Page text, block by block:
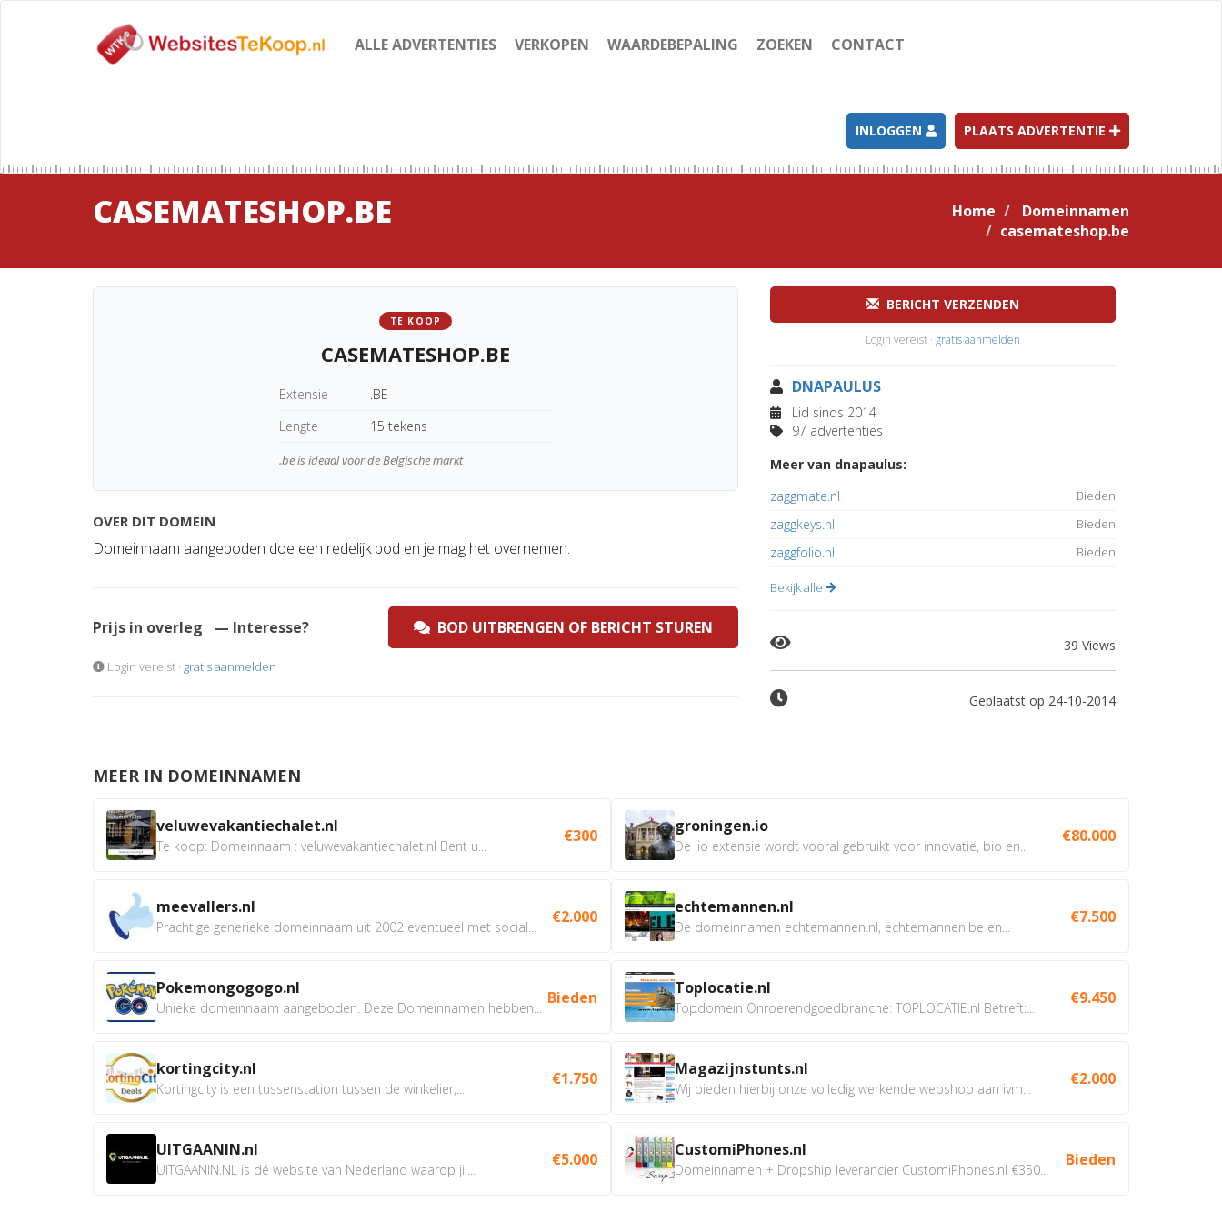
ALLE ADVERTENTIES VERKOPEN WAARDEBEPALING ZOEKEN CONTACT
INLOGGEN PLAATS ADVERTENTIE
CASEMATESHOP.BE Home
Domeinnamen
casemateshop.be
TE KOOP
CASEMATESHOP.BE
Extensie
.BE
Lengte
15 tekens
.be is ideaal voor de Belgische markt
OVER DIT DOMEIN
Domeinnaam aangeboden doe een redelijk bod en je mag het overnemen.
Prijs in overleg — Interesse? BOD UITBRENGEN OF BERICHT STUREN
Login vereist · gratis aanmelden
BERICHT VERZENDEN
Login vereist · gratis aanmelden
DNAPAULUS
Lid sinds 2014
97 advertenties
Meer van dnapaulus:
zaggmate.nl
Bieden
zaggkeys.nl Bieden
zaggfolio.nl Bieden
Bekijk alle
39 Views
Geplaatst op 24-10-2014
MEER IN DOMEINNAMEN
veluwevakantiechalet.nl
Te koop: Domeinnaam : veluwevakantiechalet.nl Bent u...
€300
meevallers.nl
Prachtige generieke domeinnaam uit 2002 eventueel met social...
€2.000
Pokemongogogo.nl
Unieke domeinnaam aangeboden. Deze Domeinnamen hebben...
Bieden
kortingcity.nl
Kortingcity is een tussenstation tussen de winkelier,...
€1.750
UITGAANIN.nl
UITGAANIN.NL is dé website van Nederland waarop jij...
€5.000
groningen.io
De .io extensie wordt vooral gebruikt voor innovatie, bio en...
€80.000
echtemannen.nl
De domeinnamen echtemannen.nl, echtemannen.be en...
€7.500
Toplocatie.nl
Topdomein Onroerendgoedbranche: TOPLOCATIE.nl Betreft:...
€9.450
Magazijnstunts.nl
Wij bieden hierbij onze volledig werkende webshop aan ivm...
€2.000
CustomiPhones.nl
Domeinnamen + Dropship leverancier CustomiPhones.nl €350...
Bieden